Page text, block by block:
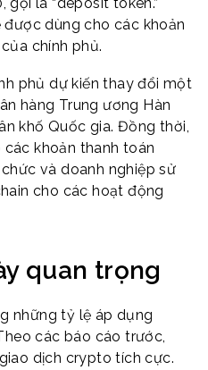
dùng cho các khoản
chính phủ.
phủ dự kiến thay đổi một
hàng Trung ương Hàn
khố Quốc gia. Đồng thời,
khoản thanh toán
và doanh nghiệp sử
cho các hoạt động
quan trọng
những tỷ lệ áp dụng
các báo cáo trước,
dịch crypto tích cực.